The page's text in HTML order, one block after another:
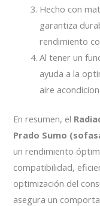
Hecho con
garantiza
rendimiento
Al tener un
ayuda a la
aire
En resumen, el
Prado Sumo
un rendimiento
compatibilidad,
optimización del
asegura un